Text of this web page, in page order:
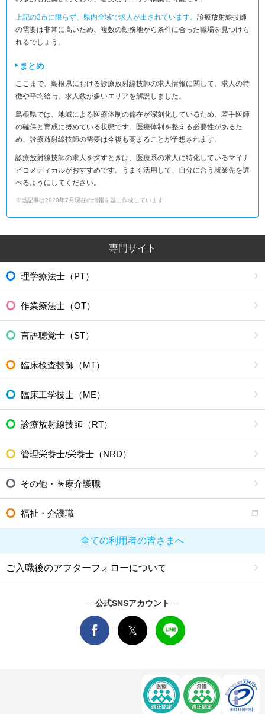
上記の3市に限らず、県内全域で求人が出されています。 診療放射線技師
の需要は非常に高いため、複数の勤務地から条件に合った職場を見つけら
れるでしょう。
まとめ
ここまで、島根県における診療放射線技師の求人情報に関して、求人の特
徴や平均給与、求人数が多いエリアを解説しました。
島根県では、地域による医療体制の偏在が深刻化しているため、若手医師
の確保と育成に努めている状態です。医療体制を整える必要性があるた
め、診療放射線技師の需要は今後も高まることが予想されます。
診療放射線技師の求人を探すときは、医療系の求人に特化しているマイナ
ビコメディカルがおすすめです。うまく活用して、自分に合う就業先を選
べるようにしてください。
※当記事は2020年7月現在の情報を基に作成しています
専門サイト
理学療法士（PT）
作業療法士（OT）
言語聴覚士（ST）
臨床検査技師（MT）
臨床工学技士（ME）
診療放射線技師（RT）
管理栄養士/栄養士（NRD）
その他・医療介護職
福祉・介護職
全ての利用者の皆さまへ
ご入職後のアフターフォローについて
公式SNSアカウント